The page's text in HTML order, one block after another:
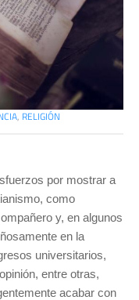
, RELIGIÓN
por mostrar a
como
y, en algunos
en la
universitarios,
entre otras,
acabar con